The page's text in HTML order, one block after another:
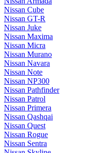
Nissan Cube
Nissan GT-R
Nissan Juke
Nissan Maxima
Nissan Micra
Nissan Murano
Nissan Navara
Nissan Note
Nissan NP300
Nissan Pathfinder
Nissan Patrol
Nissan Primera
Nissan Qashqai
Nissan Quest
Nissan Rogue
Nissan Sentra